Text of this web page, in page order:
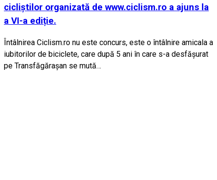
cicliștilor organizată de www.ciclism.ro a ajuns la
a VI-a ediție.
Întâlnirea Ciclism.ro nu este concurs, este o întâlnire amicala a
iubitorilor de biciclete, care după 5 ani în care s-a desfășurat
pe Transfăgărașan se mută…